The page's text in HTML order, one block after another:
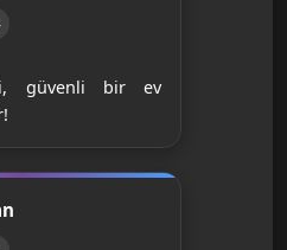
güvenli bir ev